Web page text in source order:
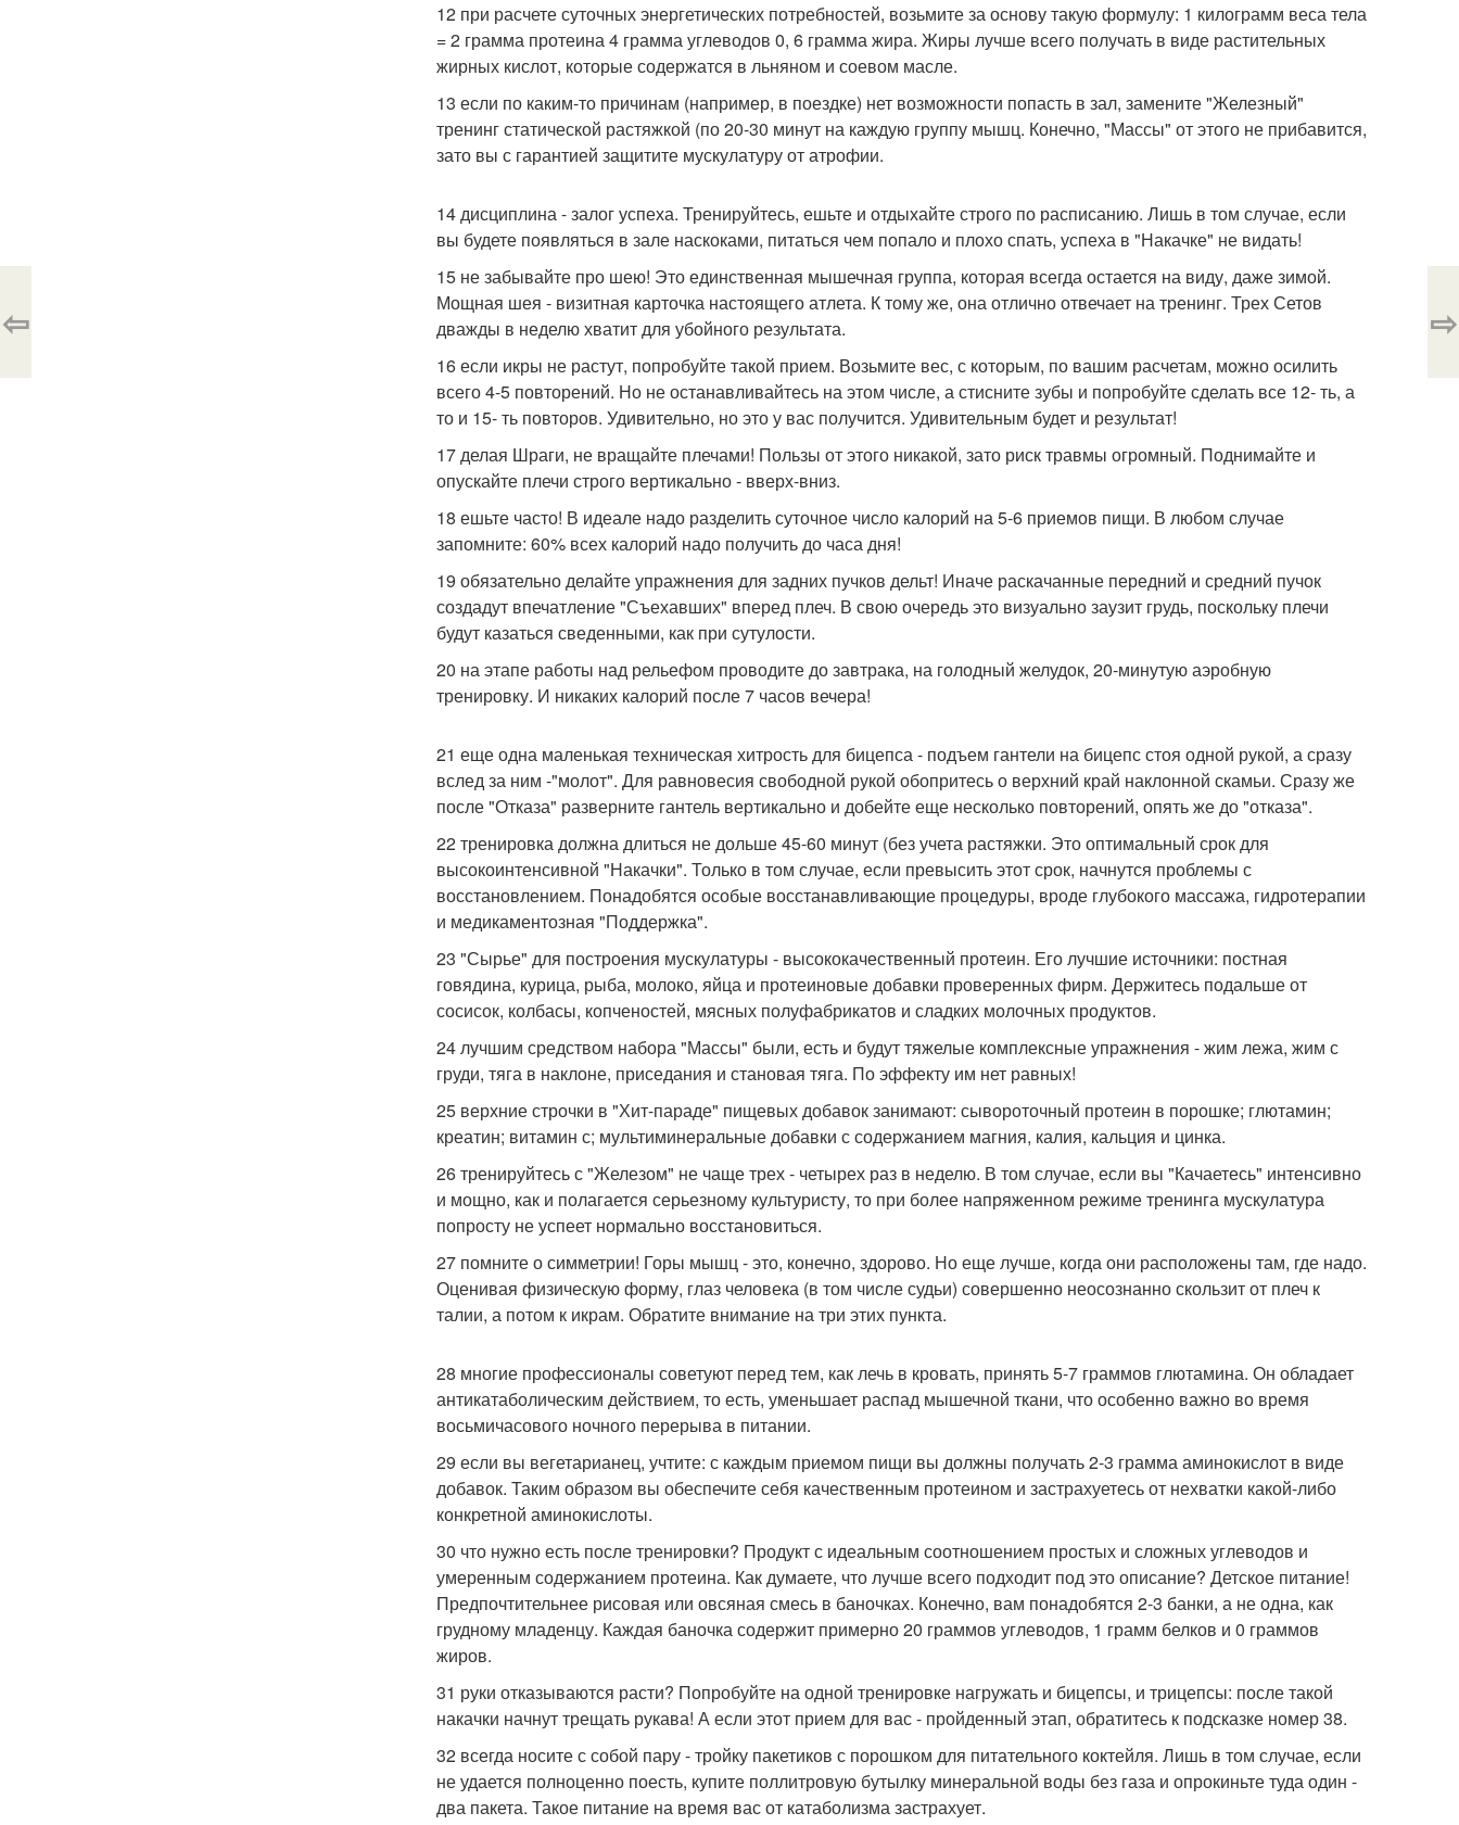
12 при расчете суточных энергетических потребностей, возьмите за основу такую формулу: 1 килограмм веса тела
= 2 грамма протеина 4 грамма углеводов 0, 6 грамма жира. Жиры лучше всего получать в виде растительных
жирных кислот, которые содержатся в льняном и соевом масле.
13 если по каким-то причинам (например, в поездке) нет возможности попасть в зал, замените "Железный"
тренинг статической растяжкой (по 20-30 минут на каждую группу мышц. Конечно, "Массы" от этого не прибавится,
зато вы с гарантией защитите мускулатуру от атрофии.
14 дисциплина - залог успеха. Тренируйтесь, ешьте и отдыхайте строго по расписанию. Лишь в том случае, если
вы будете появляться в зале наскоками, питаться чем попало и плохо спать, успеха в "Накачке" не видать!
15 не забывайте про шею! Это единственная мышечная группа, которая всегда остается на виду, даже зимой.
Мощная шея - визитная карточка настоящего атлета. К тому же, она отлично отвечает на тренинг. Трех Сетов
дважды в неделю хватит для убойного результата.
16 если икры не растут, попробуйте такой прием. Возьмите вес, с которым, по вашим расчетам, можно осилить
всего 4-5 повторений. Но не останавливайтесь на этом числе, а стисните зубы и попробуйте сделать все 12- ть, а
то и 15- ть повторов. Удивительно, но это у вас получится. Удивительным будет и результат!
17 делая Шраги, не вращайте плечами! Пользы от этого никакой, зато риск травмы огромный. Поднимайте и
опускайте плечи строго вертикально - вверх-вниз.
18 ешьте часто! В идеале надо разделить суточное число калорий на 5-6 приемов пищи. В любом случае
запомните: 60% всех калорий надо получить до часа дня!
19 обязательно делайте упражнения для задних пучков дельт! Иначе раскачанные передний и средний пучок
создадут впечатление "Съехавших" вперед плеч. В свою очередь это визуально заузит грудь, поскольку плечи
будут казаться сведенными, как при сутулости.
20 на этапе работы над рельефом проводите до завтрака, на голодный желудок, 20-минутую аэробную
тренировку. И никаких калорий после 7 часов вечера!
21 еще одна маленькая техническая хитрость для бицепса - подъем гантели на бицепс стоя одной рукой, а сразу
вслед за ним -"молот". Для равновесия свободной рукой обопритесь о верхний край наклонной скамьи. Сразу же
после "Отказа" разверните гантель вертикально и добейте еще несколько повторений, опять же до "отказа".
22 тренировка должна длиться не дольше 45-60 минут (без учета растяжки. Это оптимальный срок для
высокоинтенсивной "Накачки". Только в том случае, если превысить этот срок, начнутся проблемы с
восстановлением. Понадобятся особые восстанавливающие процедуры, вроде глубокого массажа, гидротерапии
и медикаментозная "Поддержка".
23 "Сырье" для построения мускулатуры - высококачественный протеин. Его лучшие источники: постная
говядина, курица, рыба, молоко, яйца и протеиновые добавки проверенных фирм. Держитесь подальше от
сосисок, колбасы, копченостей, мясных полуфабрикатов и сладких молочных продуктов.
24 лучшим средством набора "Массы" были, есть и будут тяжелые комплексные упражнения - жим лежа, жим с
груди, тяга в наклоне, приседания и становая тяга. По эффекту им нет равных!
25 верхние строчки в "Хит-параде" пищевых добавок занимают: сывороточный протеин в порошке; глютамин;
креатин; витамин с; мультиминеральные добавки с содержанием магния, калия, кальция и цинка.
26 тренируйтесь с "Железом" не чаще трех - четырех раз в неделю. В том случае, если вы "Качаетесь" интенсивно
и мощно, как и полагается серьезному культуристу, то при более напряженном режиме тренинга мускулатура
попросту не успеет нормально восстановиться.
27 помните о симметрии! Горы мышц - это, конечно, здорово. Но еще лучше, когда они расположены там, где надо.
Оценивая физическую форму, глаз человека (в том числе судьи) совершенно неосознанно скользит от плеч к
талии, а потом к икрам. Обратите внимание на три этих пункта.
28 многие профессионалы советуют перед тем, как лечь в кровать, принять 5-7 граммов глютамина. Он обладает
антикатаболическим действием, то есть, уменьшает распад мышечной ткани, что особенно важно во время
восьмичасового ночного перерыва в питании.
29 если вы вегетарианец, учтите: с каждым приемом пищи вы должны получать 2-3 грамма аминокислот в виде
добавок. Таким образом вы обеспечите себя качественным протеином и застрахуетесь от нехватки какой-либо
конкретной аминокислоты.
30 что нужно есть после тренировки? Продукт с идеальным соотношением простых и сложных углеводов и
умеренным содержанием протеина. Как думаете, что лучше всего подходит под это описание? Детское питание!
Предпочтительнее рисовая или овсяная смесь в баночках. Конечно, вам понадобятся 2-3 банки, а не одна, как
грудному младенцу. Каждая баночка содержит примерно 20 граммов углеводов, 1 грамм белков и 0 граммов
жиров.
31 руки отказываются расти? Попробуйте на одной тренировке нагружать и бицепсы, и трицепсы: после такой
накачки начнут трещать рукава! А если этот прием для вас - пройденный этап, обратитесь к подсказке номер 38.
32 всегда носите с собой пару - тройку пакетиков с порошком для питательного коктейля. Лишь в том случае, если
не удается полноценно поесть, купите поллитровую бутылку минеральной воды без газа и опрокиньте туда один -
два пакета. Такое питание на время вас от катаболизма застрахует.
⇦ ⇨